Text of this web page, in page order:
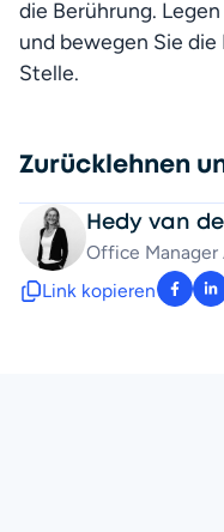
die Berührung.
und bewegen Sie
Stelle.
Zurücklehnen
Hedy van
Office Manager
Link kopieren
: :